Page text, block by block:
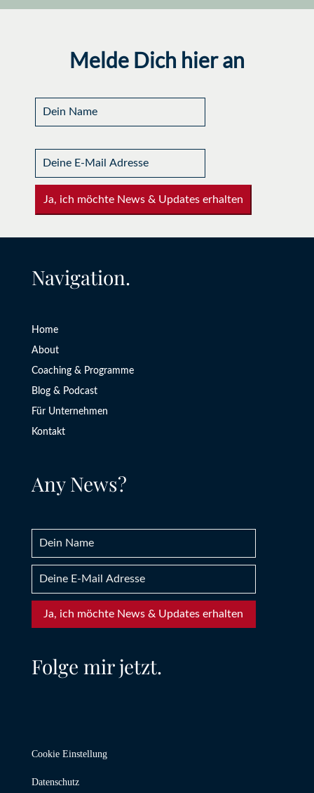
Melde Dich hier an
Ja, ich möchte News & Updates erhalten
Navigation.
Home
About
Coaching & Programme
Blog & Podcast
Für Unternehmen
Kontakt
Any News?
Ja, ich möchte News & Updates erhalten
Folge mir jetzt.
Cookie Einstellung
Datenschutz